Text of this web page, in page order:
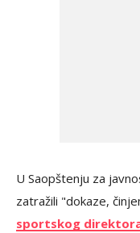
U Saopštenju za
zatražili "dokaze,
sportskog